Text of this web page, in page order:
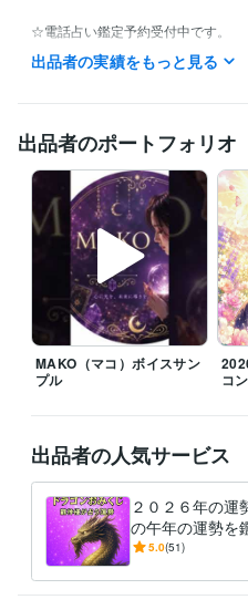
☆電話占い鑑定予約受付中です。
お気軽にお声掛け下さい。
不定休です。
お時間のご了承くださいませ。
どうぞ宜しくお願い致しますm(_
▲注意▲
また、ご確認の返信がいただけま
鑑定をお届けしましてから、お返
納品をお出しさせていただきます。
何卒ご了承くださいませ。
主婦業のスキマにいつでも対応可
『心のままに生きること』決して
【お電話はご予約となります。
DMなどで日時ご相談下さいます様
【家事都合により時間などのご協力
♡ご依頼下さいました順に対応致し
私の準備が整いましたら、鑑定・
ます。
何卒よろしくお願い致します。
出品者の実績をもっと見る
出品者のポートフォリオ
MAKO（マコ）ボイスサン
プル
コン
出品者の人気サービス
２０２６年の
の午年の運勢を
ＤＲＡＧＯＮ
運勢☆】
5.0(51)